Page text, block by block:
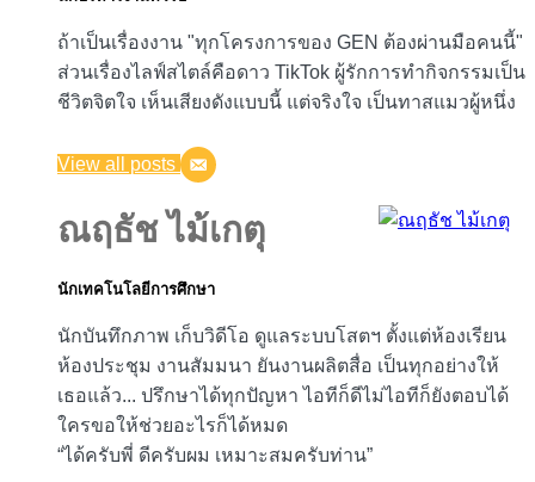
ถ้าเป็นเรื่องงาน "ทุกโครงการของ GEN ต้องผ่านมือคนนี้"
ส่วนเรื่องไลฟ์สไตล์คือดาว TikTok ผู้รักการทำกิจกรรมเป็น
ชีวิตจิตใจ เห็นเสียงดังแบบนี้ แต่จริงใจ เป็นทาสแมวผู้หนึ่ง
View all posts
ณฤธัช ไม้เกตุ
นักเทคโนโลยีการศึกษา
นักบันทึกภาพ เก็บวิดีโอ ดูแลระบบโสตฯ ตั้งแต่ห้องเรียน
ห้องประชุม งานสัมมนา ยันงานผลิตสื่อ เป็นทุกอย่างให้
เธอแล้ว... ปรึกษาได้ทุกปัญหา ไอทีก็ดีไม่ไอทีก็ยังตอบได้
ใครขอให้ช่วยอะไรก็ได้หมด
“ได้ครับพี่ ดีครับผม เหมาะสมครับท่าน”